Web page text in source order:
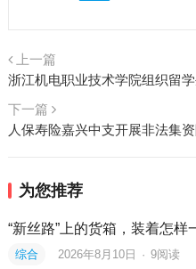
上一篇
浙江机电职业技术学院组织留
下一篇
人保寿险嘉兴中支开展非法集
为您推荐
“新丝路”上的货箱，装着怎样
综合 2026年8月10日 · 9阅读